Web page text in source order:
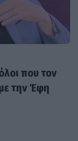
που τον
την Έφη